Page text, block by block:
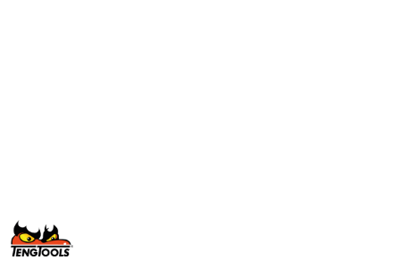
NAZWA
PRODUCENTA:
TENG